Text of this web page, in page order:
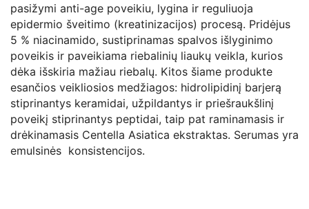
pasižymi anti-age poveikiu, lygina ir reguliuoja
epidermio šveitimo (kreatinizacijos) procesą. Pridėjus
5 % niacinamido, sustiprinamas spalvos išlyginimo
poveikis ir paveikiama riebalinių liaukų veikla, kurios
dėka išskiria mažiau riebalų. Kitos šiame produkte
esančios veikliosios medžiagos: hidrolipidinį barjerą
stiprinantys keramidai, užpildantys ir priešraukšlinį
poveikį stiprinantys peptidai, taip pat raminamasis ir
drėkinamasis Centella Asiatica ekstraktas. Serumas yra
emulsinės konsistencijos.